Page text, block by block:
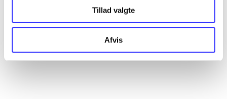
Tillad valgte
Afvis
...